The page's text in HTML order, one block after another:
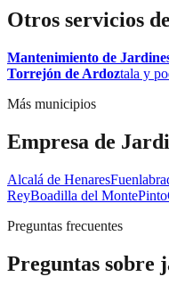
Otros servicios
Mantenimiento de
Torrejón de Ardoztala y
Más municipios
Empresa de
Alcalá de Henares
ReyBoadilla del MontePinto
Preguntas frecuentes
Preguntas sobre